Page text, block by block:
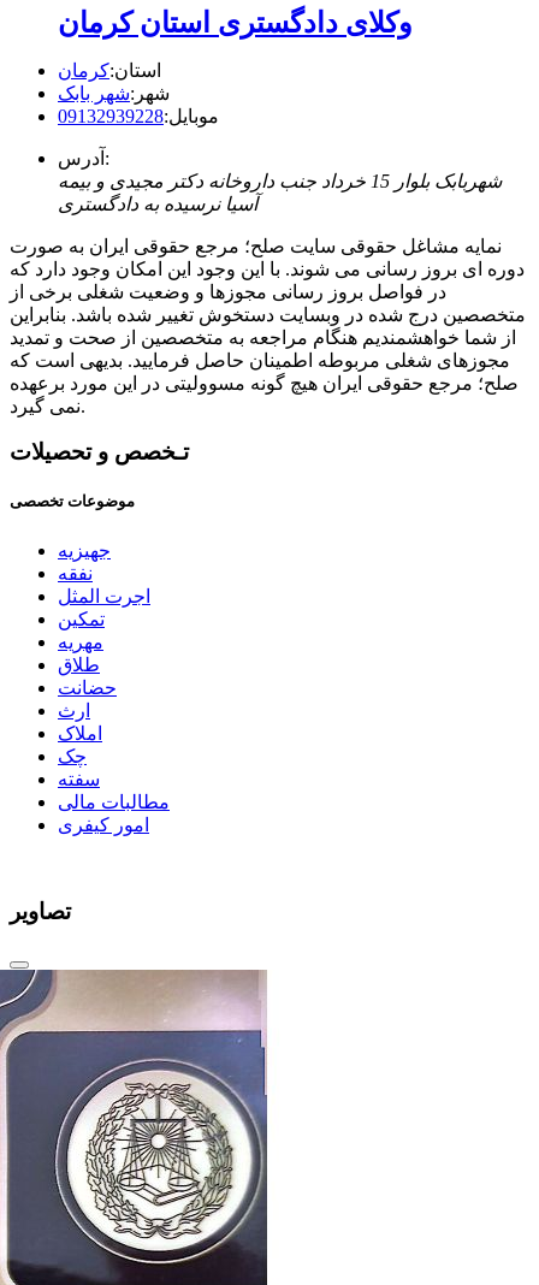
وکلای دادگستری استان کرمان
استان:کرمان
شهر:شهر بابک
موبایل:09132939228
آدرس:
شهربابک بلوار 15 خرداد جنب داروخانه دکتر مجیدی و بیمه
آسیا نرسیده به دادگستری
نمایه مشاغل حقوقی سایت صلح؛ مرجع حقوقی ایران به صورت
دوره ای بروز رسانی می شوند. با این وجود این امکان وجود دارد که
در فواصل بروز رسانی مجوزها و وضعیت شغلی برخی از
متخصصین درج شده در وبسایت دستخوش تغییر شده باشد. بنابراین
از شما خواهشمندیم هنگام مراجعه به متخصصین از صحت و تمدید
مجوزهای شغلی مربوطه اطمینان حاصل فرمایید. بدیهی است که
صلح؛ مرجع حقوقی ایران هیچ گونه مسوولیتی در این مورد برعهده
نمی گیرد.
تـخصص و تحصیلات
موضوعات تخصصی
جهیزیه
نفقه
اجرت المثل
تمکین
مهریه
طلاق
حضانت
ارث
املاک
چک
سفته
مطالبات مالی
امور کیفری
تصاویر